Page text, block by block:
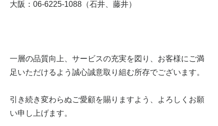
大阪：06-6225-1088（石井、藤井）
一層の品質向上、サービスの充実を図り、お客様にご満
足いただけるよう誠心誠意取り組む所存でございます。
引き続き変わらぬご愛顧を賜りますよう、よろしくお願
い申し上げます。